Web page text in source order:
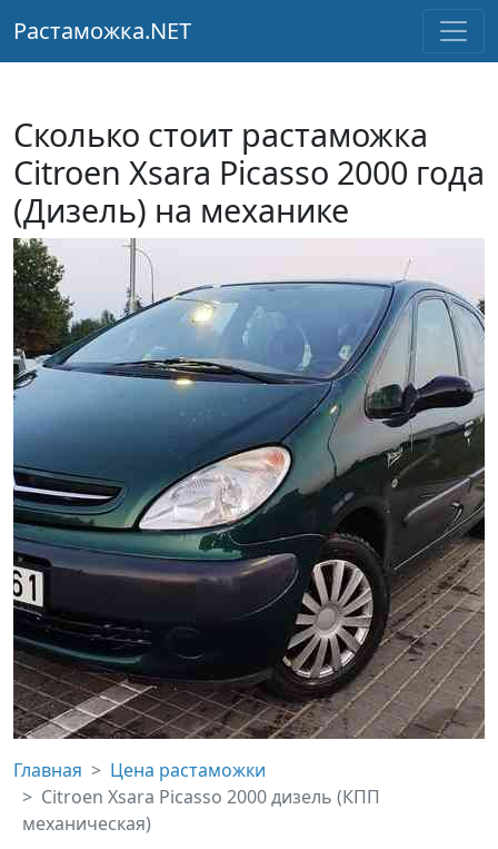
Растаможка.NET
Сколько стоит растаможка
Citroen Xsara Picasso 2000 года
(Дизель) на механике
Главная
Цена растаможки
Citroen Xsara Picasso 2000 дизель (КПП
механическая)